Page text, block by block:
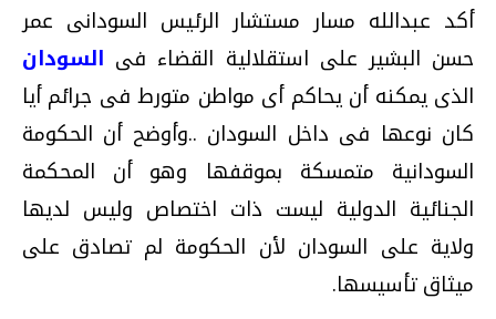
أكد عبدالله مسار مستشار الرئيس السودانى عمر
حسن البشير على استقلالية القضاء فى السودان
الذى يمكنه أن يحاكم أى مواطن متورط فى جرائم أيا
كان نوعها فى داخل السودان ..وأوضح أن الحكومة
السودانية متمسكة بموقفها وهو أن المحكمة
الجنائية الدولية ليست ذات اختصاص وليس لديها
ولاية على السودان لأن الحكومة لم تصادق على
ميثاق تأسيسها.